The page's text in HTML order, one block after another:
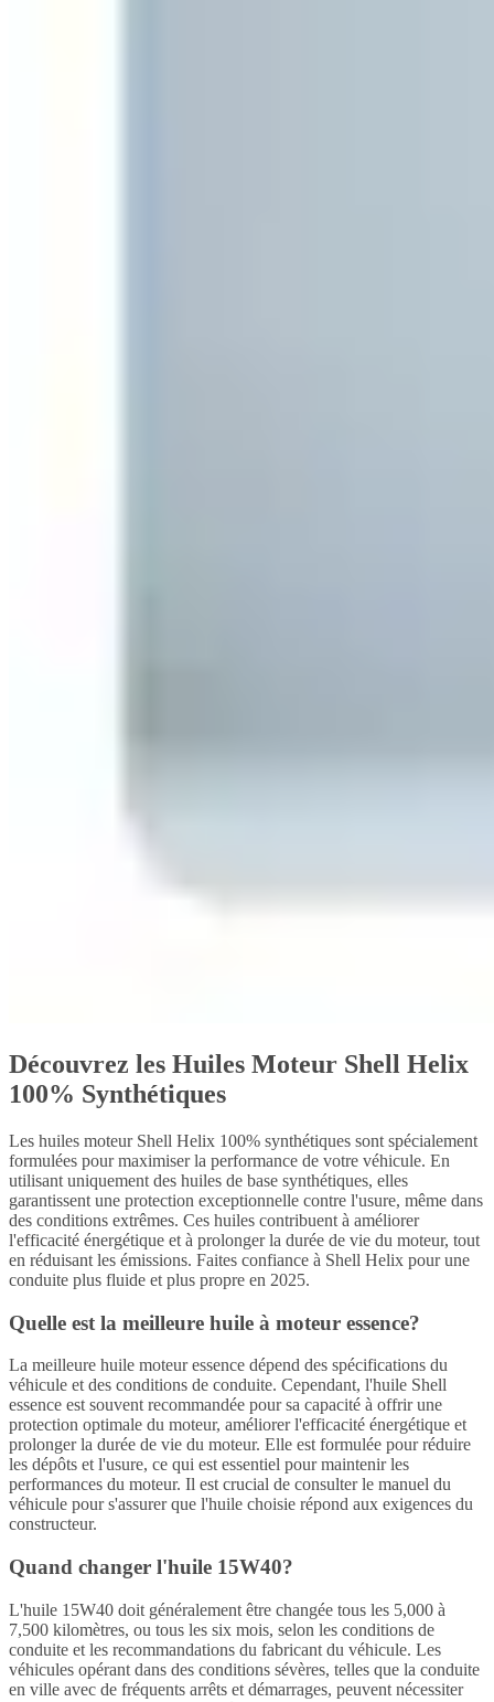
Découvrez les Huiles Moteur Shell Helix
100% Synthétiques
Les huiles moteur Shell Helix 100% synthétiques sont spécialement
formulées pour maximiser la performance de votre véhicule. En
utilisant uniquement des huiles de base synthétiques, elles
garantissent une protection exceptionnelle contre l'usure, même dans
des conditions extrêmes. Ces huiles contribuent à améliorer
l'efficacité énergétique et à prolonger la durée de vie du moteur, tout
en réduisant les émissions. Faites confiance à Shell Helix pour une
conduite plus fluide et plus propre en 2025.
Quelle est la meilleure huile à moteur essence?
La meilleure huile moteur essence dépend des spécifications du
véhicule et des conditions de conduite. Cependant, l'huile Shell
essence est souvent recommandée pour sa capacité à offrir une
protection optimale du moteur, améliorer l'efficacité énergétique et
prolonger la durée de vie du moteur. Elle est formulée pour réduire
les dépôts et l'usure, ce qui est essentiel pour maintenir les
performances du moteur. Il est crucial de consulter le manuel du
véhicule pour s'assurer que l'huile choisie répond aux exigences du
constructeur.
Quand changer l'huile 15W40?
L'huile 15W40 doit généralement être changée tous les 5,000 à
7,500 kilomètres, ou tous les six mois, selon les conditions de
conduite et les recommandations du fabricant du véhicule. Les
véhicules opérant dans des conditions sévères, telles que la conduite
en ville avec de fréquents arrêts et démarrages, peuvent nécessiter